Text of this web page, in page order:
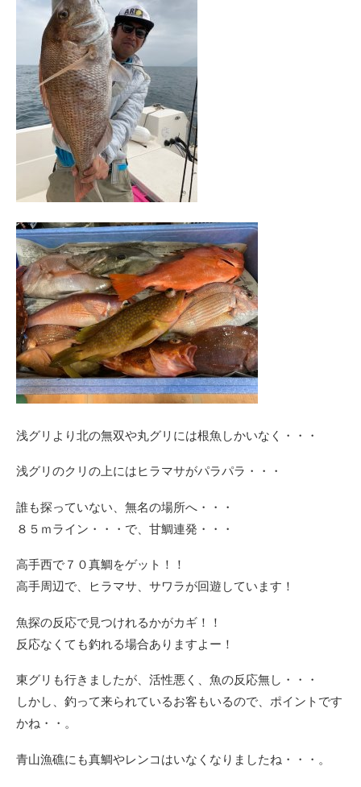
浅グリより北の無双や丸グリには根魚しかいなく・・・
浅グリのクリの上にはヒラマサがパラパラ・・・
誰も探っていない、無名の場所へ・・・
８５ｍライン・・・で、甘鯛連発・・・
高手西で７０真鯛をゲット！！
高手周辺で、ヒラマサ、サワラが回遊しています！
魚探の反応で見つけれるかがカギ！！
反応なくても釣れる場合ありますよー！
東グリも行きましたが、活性悪く、魚の反応無し・・・
しかし、釣って来られているお客もいるので、ポイントです
かね・・。
青山漁礁にも真鯛やレンコはいなくなりましたね・・・。